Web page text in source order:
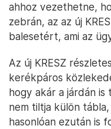
ahhoz vezethetne,
zebrán, az az új
balesetért, ami az
Az új KRESZ
kerékpáros
hogy akár a járdán
nem tiltja külön
hasonlóan ezután is